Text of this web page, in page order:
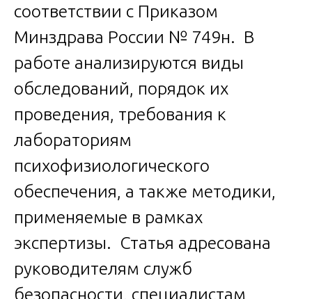
соответствии с Приказом
Минздрава России № 749н. В
работе анализируются виды
обследований, порядок их
проведения, требования к
лабораториям
психофизиологического
обеспечения, а также методики,
применяемые в рамках
экспертизы. Статья адресована
руководителям служб
безопасности, специалистам